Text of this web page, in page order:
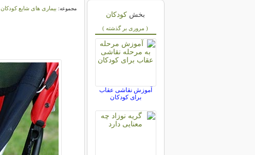
مجموعه: بیماری های شایع کودکان
بخش کودکان
( مروری بر گذشته )
آموزش نقاشی عقاب
برای کودکان